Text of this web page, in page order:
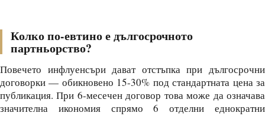
Колко по-евтино е дългосрочното
партньорство?
Повечето инфлуенсъри дават отстъпка при дългосрочни
договорки — обикновено 15-30% под стандартната цена за
публикация. При 6-месечен договор това може да означава
значителна икономия спрямо 6 отделни еднократни